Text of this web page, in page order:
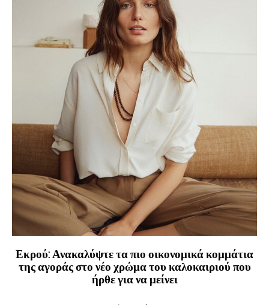
Εκρού: Ανακαλύψτε τα πιο οικονομικά κομμάτια
της αγοράς στο νέο χρώμα του καλοκαιριού που
ήρθε για να μείνει